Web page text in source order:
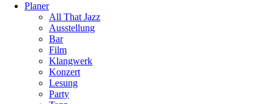
Planer
All That Jazz
Ausstellung
Bar
Film
Klangwerk
Konzert
Lesung
Party